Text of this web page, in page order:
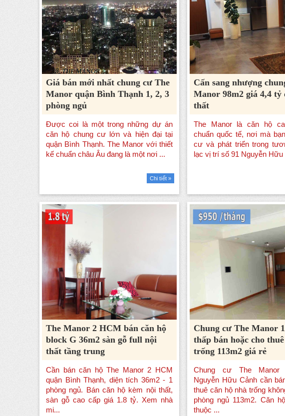
Giá bán mới nhất chung cư The
Manor quận Bình Thạnh 1, 2, 3
phòng ngủ
Chi tiết »
Cấn sang nhượng
Manor 98m2 giá 4,4 tỷ
thất
The Manor 2 HCM bán căn hộ
block G 36m2 sàn gỗ full nội
thất tầng trung
Chung cư The Manor
thấp bán hoặc cho
trống 113m2 giá rẻ